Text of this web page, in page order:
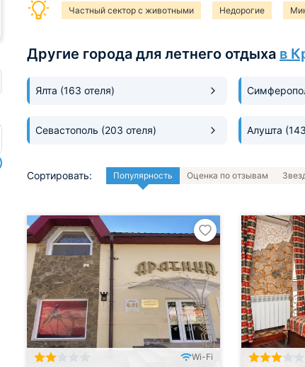
Частный сектор с животными Недорогие
Другие города для летнего отдыха в
Ялта (163 отеля)
Севастополь (203 отеля) Алушта
Сортировать: Популярность Оценка по отзывам
Wi-Fi